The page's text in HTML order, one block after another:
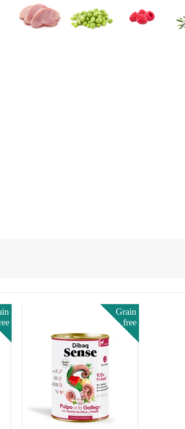
Grain
free